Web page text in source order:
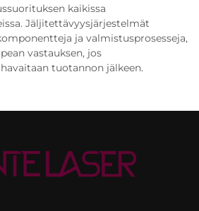
kaikissa
Jäljitettävyysjärjestelmät
ja valmistusprosesseja,
vastauksen, jos
tuotannon jälkeen.